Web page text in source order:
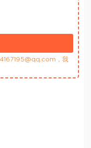
，我